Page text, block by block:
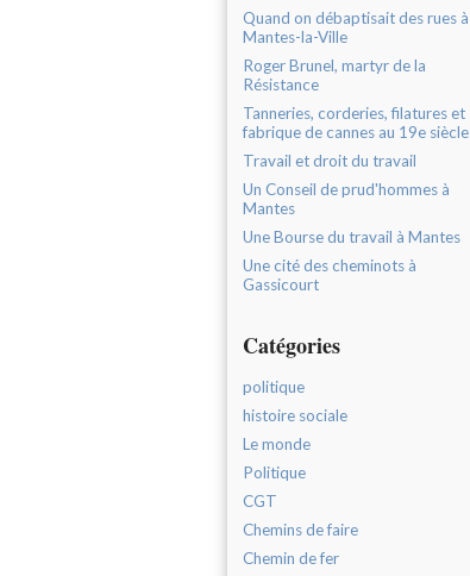
Quand on débaptisait des rues à
Mantes-la-Ville
Roger Brunel, martyr de la
Résistance
Tanneries, corderies, filatures et
fabrique de cannes au 19e siècle
Travail et droit du travail
Un Conseil de prud'hommes à
Mantes
Une Bourse du travail à Mantes
Une cité des cheminots à
Gassicourt
Catégories
politique
histoire sociale
Le monde
Politique
CGT
Chemins de faire
Chemin de fer